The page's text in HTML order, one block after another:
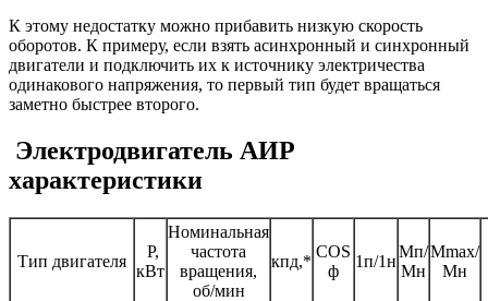
К этому недостатку можно прибавить низкую скорость
оборотов. К примеру, если взять асинхронный и синхронный
двигатели и подключить их к источнику электричества
одинакового напряжения, то первый тип будет вращаться
заметно быстрее второго.
Электродвигатель АИР
характеристики
Тип двигателя
Р,
кВт
Номинальная
частота
вращения,
об/мин
кпд,*
COS
ф
1п/1н
Мп/
Мн
Мmах/
Мн